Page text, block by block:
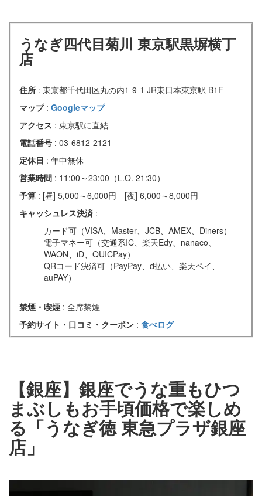
うなぎ四代目菊川 東京駅黒塀横丁
店
住所 : 東京都千代田区丸の内1-9-1 JR東日本東京駅 B1F
マップ : Googleマップ
アクセス : 東京駅に直結
電話番号 : 03-6812-2121
定休日 : 年中無休
営業時間 : 11:00～23:00（L.O. 21:30）
予算 : [昼] 5,000～6,000円 [夜] 6,000～8,000円
キャッシュレス決済 :
カード可（VISA、Master、JCB、AMEX、Diners）
電子マネー可（交通系IC、楽天Edy、nanaco、
WAON、iD、QUICPay）
QRコード決済可（PayPay、d払い、楽天ペイ、
auPAY）
禁煙・喫煙 : 全席禁煙
予約サイト・口コミ・クーポン : 食べログ
【銀座】銀座でうな重もひつ
まぶしもお手頃価格で楽しめ
る「うなぎ徳 東急プラザ銀座
店」